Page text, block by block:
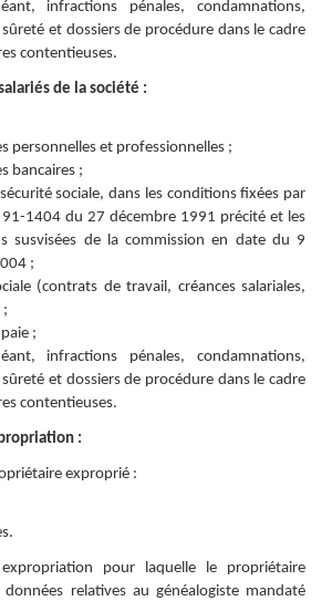
infractions pénales, condamnations,
et dossiers de procédure dans le cadre
contentieuses.
de la société :
personnelles et professionnelles ;
bancaires ;
sociale, dans les conditions fixées par
91-1404 du 27 décembre 1991 précité et les
susvisées de la commission en date du 9
;
(contrats de travail, créances salariales,
;
;
infractions pénales, condamnations,
et dossiers de procédure dans le cadre
contentieuses.
:
exproprié :
pour laquelle le propriétaire
relatives au généalogiste mandaté